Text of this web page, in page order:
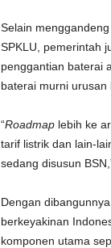
Selain
SPKLU, pemerintah
penggantian baterai
baterai murni urusan
“Roadmaplebih ke
tarif listrik dan lain-
sedang disusun
Dengan
berkeyakinan
komponen utama